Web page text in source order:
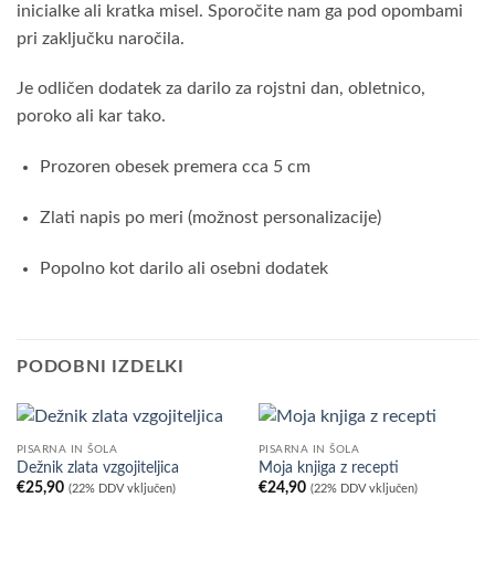
inicialke ali kratka misel. Sporočite nam ga pod opombami
pri zaključku naročila.
Je odličen dodatek za darilo za rojstni dan, obletnico,
poroko ali kar tako.
Prozoren obesek premera cca 5 cm
Zlati napis po meri (možnost personalizacije)
Popolno kot darilo ali osebni dodatek
PODOBNI IZDELKI
PISARNA IN ŠOLA
Dežnik zlata vzgojiteljica
€25,90 (22% DDV vključen)
PISARNA IN ŠOLA
Moja knjiga z recepti
€24,90 (22% DDV vključen)